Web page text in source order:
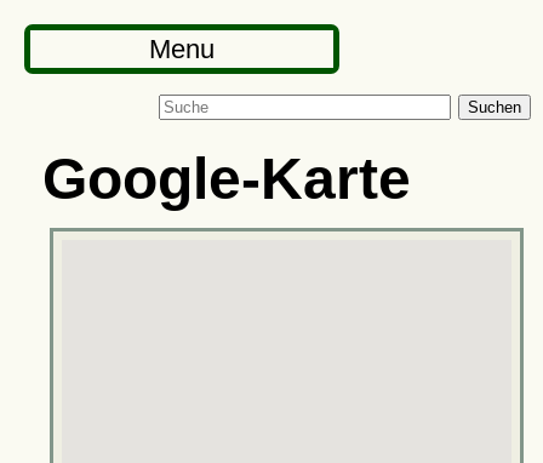
Menu
Suchen
Google-Karte